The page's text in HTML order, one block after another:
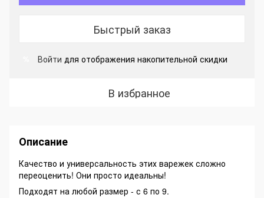
Быстрый заказ
Войти для отображения накопительной скидки
В избранное
Описание
Качество и универсальность этих варежек сложно
переоценить! Они просто идеальны!
Подходят на любой размер - с 6 по 9.